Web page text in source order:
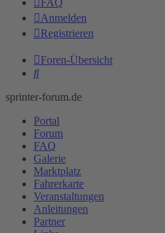
Anmelden
Registrieren
Foren-Übersicht
Suche
sprinter-forum.de
Portal
Forum
FAQ
Galerie
Marktplatz
Fahrerkarte
Veranstaltungen
Anleitungen
Partner